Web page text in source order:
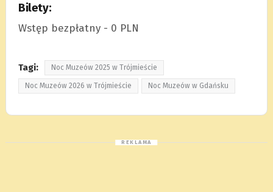
Bilety:
Wstęp bezpłatny - 0 PLN
Tagi: Noc Muzeów 2025 w Trójmieście
Noc Muzeów 2026 w Trójmieście Noc Muzeów w Gdańsku